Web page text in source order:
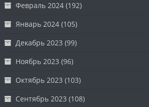
Февраль 2024 (192)
Январь 2024 (105)
Декабрь 2023 (99)
Ноябрь 2023 (96)
Октябрь 2023 (103)
Сентябрь 2023 (108)